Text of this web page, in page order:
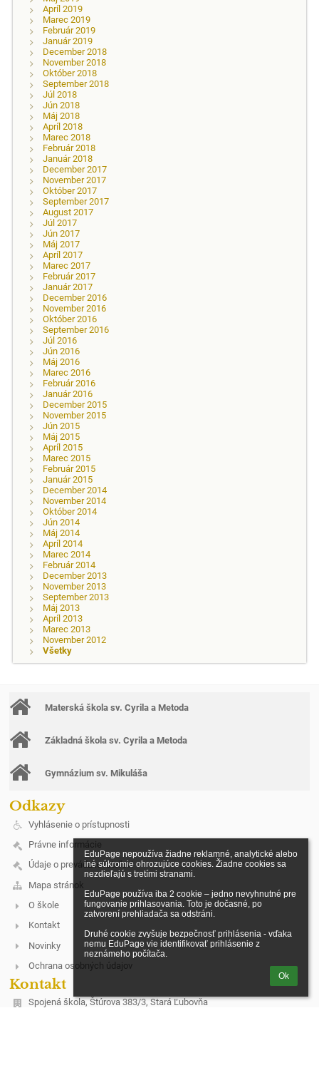
EduPage nepoužíva žiadne reklamné, analytické alebo
iné súkromie ohrozujúce cookies. Žiadne cookies sa
nezdieľajú s tretími stranami.
EduPage používa iba 2 cookie – jedno nevyhnutné pre
fungovanie prihlasovania. Toto je dočasné, po
zatvorení prehliadača sa odstráni.
Druhé cookie zvyšuje bezpečnosť prihlásenia - vďaka
nemu EduPage vie identifikovať prihlásenie z
neznámeho počítača.
Ok
Apríl 2019
Marec 2019
Február 2019
Január 2019
December 2018
November 2018
Október 2018
September 2018
Júl 2018
Jún 2018
Máj 2018
Apríl 2018
Marec 2018
Február 2018
Január 2018
December 2017
November 2017
Október 2017
September 2017
August 2017
Júl 2017
Jún 2017
Máj 2017
Apríl 2017
Marec 2017
Február 2017
Január 2017
December 2016
November 2016
Október 2016
September 2016
Júl 2016
Jún 2016
Máj 2016
Marec 2016
Február 2016
Január 2016
December 2015
November 2015
Jún 2015
Máj 2015
Apríl 2015
Marec 2015
Február 2015
Január 2015
December 2014
November 2014
Október 2014
Jún 2014
Máj 2014
Apríl 2014
Marec 2014
Február 2014
December 2013
November 2013
September 2013
Máj 2013
Apríl 2013
Marec 2013
November 2012
Všetky
Materská škola sv. Cyrila a Metoda
Základná škola sv. Cyrila a Metoda
Gymnázium sv. Mikuláša
Odkazy
Vyhlásenie o prístupnosti
Právne informácie
Údaje o prevádzkovateľovi
Mapa stránok
O škole
Kontakt
Novinky
Ochrana osobných údajov
Kontakt
Spojená škola, Štúrova 383/3, Stará Ľubovňa